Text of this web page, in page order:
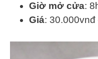
Giờ mở cửa:
Giá: